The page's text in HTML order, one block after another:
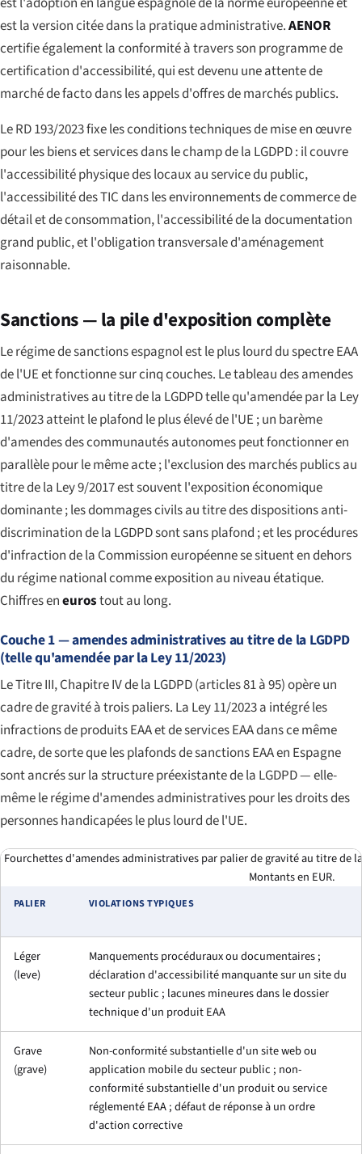
est la version citée dans la pratique administrative.AENOR
certifie également la conformité à travers son programme de
certification d'accessibilité, qui est devenu une attente de
marché de facto dans les appels d'offres de marchés publics.
Le RD 193/2023 fixe les conditions techniques de mise en œuvre
pour les biens et services dans le champ de la LGDPD : il couvre
l'accessibilité physique des locaux au service du public,
l'accessibilité des TIC dans les environnements de commerce de
détail et de consommation, l'accessibilité de la documentation
grand public, et l'obligation transversale d'aménagement
raisonnable.
Sanctions — la pile d'exposition complète
Le régime de sanctions espagnol est le plus lourd du spectre EAA
de l'UE et fonctionne sur cinq couches. Le tableau des amendes
administratives au titre de la LGDPD telle qu'amendée par la Ley
11/2023 atteint le plafond le plus élevé de l'UE ; un barème
d'amendes des communautés autonomes peut fonctionner en
parallèle pour le même acte ; l'exclusion des marchés publics au
titre de la Ley 9/2017 est souvent l'exposition économique
dominante ; les dommages civils au titre des dispositions anti-
discrimination de la LGDPD sont sans plafond ; et les procédures
d'infraction de la Commission européenne se situent en dehors
du régime national comme exposition au niveau étatique.
Chiffres eneurostout au long.
Couche 1 — amendes administratives au titre de la LGDPD
(telle qu'amendée par la Ley 11/2023)
Le Titre III, Chapitre IV de la LGDPD (articles 81 à 95) opère un
cadre de gravité à trois paliers. La Ley 11/2023 a intégré les
infractions de produits EAA et de services EAA dans ce même
cadre, de sorte que les plafonds de sanctions EAA en Espagne
sont ancrés sur la structure préexistante de la LGDPD — elle-
même le régime d'amendes administratives pour les droits des
personnes handicapées le plus lourd de l'UE.
Fourchettes d'amendes administratives par palier de gravité au titre de
Montants en EUR.
PALIER VIOLATIONS TYPIQUES
Léger
(leve)
Manquements procéduraux ou documentaires ;
déclaration d'accessibilité manquante sur un site du
secteur public ; lacunes mineures dans le dossier
technique d'un produit EAA
Grave
(grave)
Non-conformité substantielle d'un site web ou
application mobile du secteur public ; non-
conformité substantielle d'un produit ou service
réglementé EAA ; défaut de réponse à un ordre
d'action corrective